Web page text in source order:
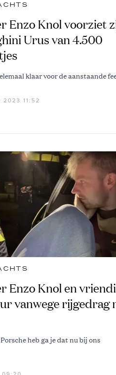
Enzo Knol voorziet
Urus van 4.500
klaar voor de aanstaande
2023 11:52
Enzo Knol en
vanwege rijgedrag
heb ga je dat nu bij ons